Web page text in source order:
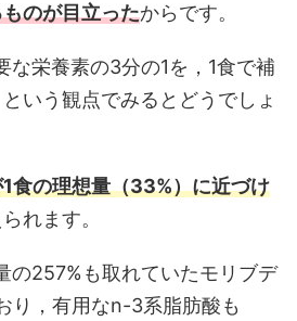
のが目立ったからです。
な栄養素の3分の1を，1食で補
いう観点でみるとどうでしょ
食の理想量（33%）に近づけ
れます。
の257%も取れていたモリブデ
り，有用なn-3系脂肪酸も